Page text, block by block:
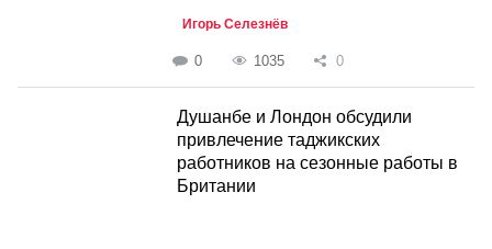
Игорь Селезнёв
0 1035 0
Душанбе и Лондон обсудили
привлечение таджикских
работников на сезонные работы в
Британии